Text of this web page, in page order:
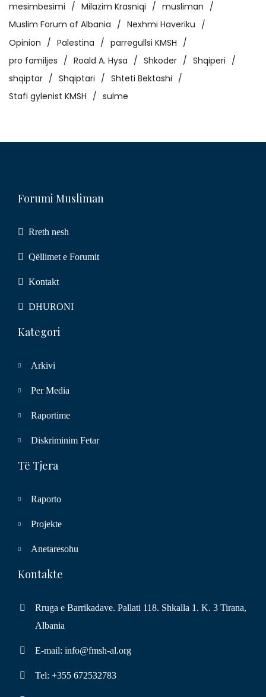
mesimbesimi
Milazim Krasniqi
musliman
Muslim Forum of Albania
Nexhmi Haveriku
Opinion
Palestina
parregullsi KMSH
pro familjes
Roald A. Hysa Shkoder
Shqiperi
shqiptar
Shqiptari
Shteti Bektashi
Stafi gylenist KMSH
sulme
Forumi Musliman
Rreth nesh
Qëllimet e Forumit
Kontakt
DHURONI
Kategori
Arkivi
Per Media
Raportime
Diskriminim Fetar
Të Tjera
Raporto
Projekte
Anetaresohu
Kontakte
Rruga e Barrikadave. Pallati 118. Shkalla 1. K. 3 Tirana,
Albania
E-mail: info@fmsh-al.org
Tel: +355 672532783